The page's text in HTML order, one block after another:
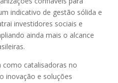
indicativo de gestão sólida e
investidores sociais e
ainda mais o alcance
como catalisadoras no
inovação e soluções